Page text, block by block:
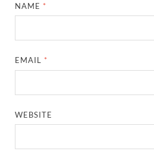
NAME *
EMAIL *
WEBSITE